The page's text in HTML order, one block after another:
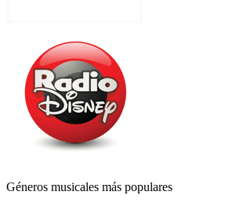
Géneros musicales más populares